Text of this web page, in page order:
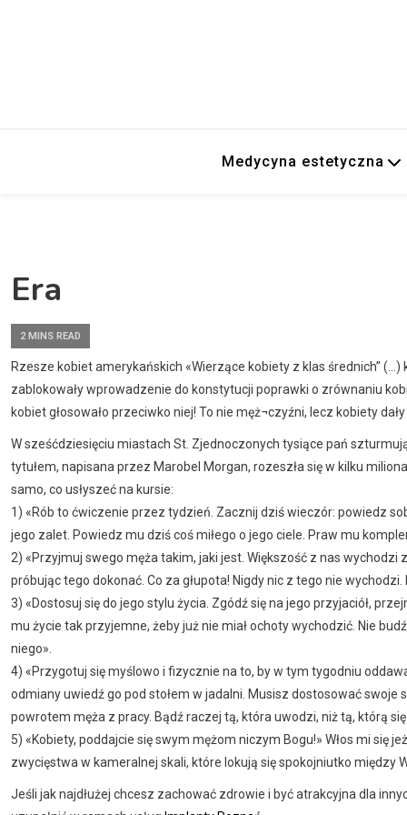
Medycyna estetyczna
Era
2 MINS READ
Rzesze kobiet amerykańskich «Wierzące kobiety z klas średnich”
zablokowały wprowadzenie do konstytucji poprawki o zrównaniu
kobiet głosowało przeciwko niej! To nie męż¬czyźni, lecz kobiety
W sześćdziesięciu miastach St. Zjednoczonych tysiące pań
tytułem, napisana przez Marobel Morgan, rozeszła się w kilku
samo, co usłyszeć na kursie:
1) «Rób to ćwiczenie przez tydzień. Zacznij dziś wieczór: powiedz
jego zalet. Powiedz mu dziś coś miłego o jego ciele. Praw mu
2) «Przyjmuj swego męża takim, jaki jest. Większość z nas
próbując tego dokonać. Co za głupota! Nigdy nic z tego nie
3) «Dostosuj się do jego stylu życia. Zgódź się na jego przyjaciół,
mu życie tak przyjemne, żeby już nie miał ochoty wychodzić. Nie
niego».
4) «Przygotuj się myślowo i fizycznie na to, by w tym tygodniu
odmiany uwiedź go pod stołem w jadalni. Musisz dostosować swoje
powrotem męża z pracy. Bądź raczej tą, która uwodzi, niż tą, którą
5) «Kobiety, poddajcie się swym mężom niczym Bogu!» Włos mi się
zwycięstwa w kameralnej skali, które lokują się spokojniutko między
Jeśli jak najdłużej chcesz zachować zdrowie i być atrakcyjna dla